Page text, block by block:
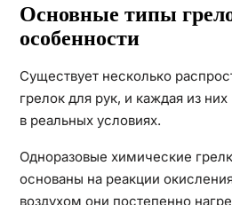
Основные типы
особенности
Существует несколько
грелок для рук, и каждая из
в реальных условиях.
Одноразовые химические
основаны на реакции
воздухом они постепенно